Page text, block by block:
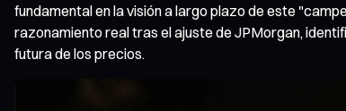
fundamental en la visión a largo plazo de este
razonamiento real tras el ajuste de JPMorgan,
futura de los precios.